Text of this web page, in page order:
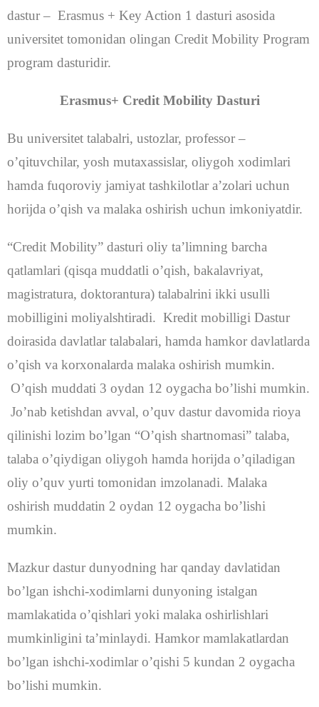
dastur – Erasmus + Key Action 1 dasturi asosida
universitet tomonidan olingan Credit Mobility Program
program dasturidir.
Erasmus+ Credit Mobility Dasturi
Bu universitet talabalri, ustozlar, professor –
o’qituvchilar, yosh mutaxassislar, oliygoh xodimlari
hamda fuqoroviy jamiyat tashkilotlar a’zolari uchun
horijda o’qish va malaka oshirish uchun imkoniyatdir.
“Credit Mobility” dasturi oliy ta’limning barcha
qatlamlari (qisqa muddatli o’qish, bakalavriyat,
magistratura, doktorantura) talabalrini ikki usulli
mobilligini moliyalshtiradi. Kredit mobilligi Dastur
doirasida davlatlar talabalari, hamda hamkor davlatlarda
o’qish va korxonalarda malaka oshirish mumkin.
O’qish muddati 3 oydan 12 oygacha bo’lishi mumkin.
Jo’nab ketishdan avval, o’quv dastur davomida rioya
qilinishi lozim bo’lgan “O’qish shartnomasi” talaba,
talaba o’qiydigan oliygoh hamda horijda o’qiladigan
oliy o’quv yurti tomonidan imzolanadi. Malaka
oshirish muddatin 2 oydan 12 oygacha bo’lishi
mumkin.
Mazkur dastur dunyodning har qanday davlatidan
bo’lgan ishchi-xodimlarni dunyoning istalgan
mamlakatida o’qishlari yoki malaka oshirlishlari
mumkinligini ta’minlaydi. Hamkor mamlakatlardan
bo’lgan ishchi-xodimlar o’qishi 5 kundan 2 oygacha
bo’lishi mumkin.